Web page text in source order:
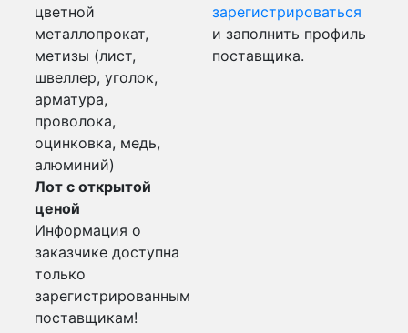
цветной
металлопрокат,
метизы (лист,
швеллер, уголок,
арматура,
проволока,
оцинковка, медь,
алюминий)
Лот с открытой
ценой
Информация о
заказчике доступна
только
зарегистрированным
поставщикам!
зарегистрироваться
и заполнить профиль
поставщика.